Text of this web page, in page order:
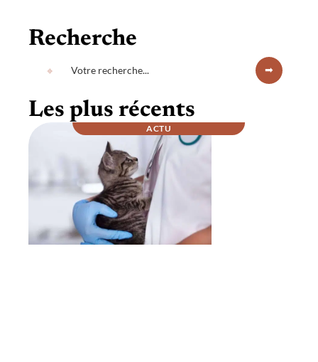
Recherche
Les plus récents
ACTU